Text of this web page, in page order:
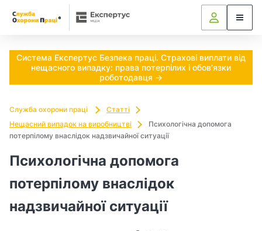
Система Експертус Безпека праці. Страхові виплати від
нещасного випадку: права потерпілих і обов’язки
роботодавця →
Служба охорони праці
Статті
Нещасний випадок на виробництві
Психологічна допомога
потерпілому внаслідок надзвичайної ситуації
Психологічна допомога
потерпілому внаслідок
надзвичайної ситуації
Ч
о
т
р
н